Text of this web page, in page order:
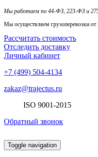
Мы работаем по 44-ФЗ, 223-ФЗ и
Мы осуществляем грузоперевозки от
Рассчитать стоимость
Отследить доставку
Личный кабинет
+7 (499) 504-4134
zakaz@trajectus.ru
ISO 9001-2015
Обратный звонок
Toggle navigation